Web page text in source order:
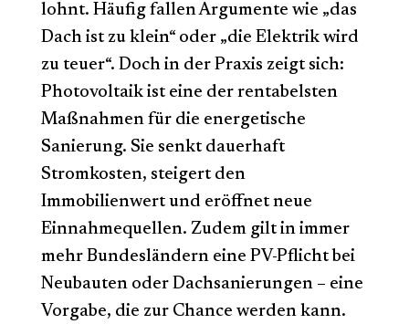
lohnt. Häufig fallen Argumente wie „das
Dach ist zu klein“ oder „die Elektrik wird
zu teuer“. Doch in der Praxis zeigt sich:
Photovoltaik ist eine der rentabelsten
Maßnahmen für die energetische
Sanierung. Sie senkt dauerhaft
Stromkosten, steigert den
Immobilienwert und eröffnet neue
Einnahmequellen. Zudem gilt in immer
mehr Bundesländern eine PV-Pflicht bei
Neubauten oder Dachsanierungen – eine
Vorgabe, die zur Chance werden kann.